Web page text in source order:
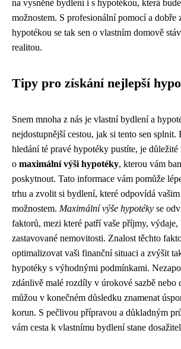
na vysněné bydlení i s hypotékou, která
možnostem. S profesionální pomocí a dobře
hypotékou se tak sen o vlastním domově
realitou.
Tipy pro získání nejlepší
Snem mnoha z nás je vlastní bydlení a
nejdostupnější cestou, jak si tento sen splnit.
hledání té pravé hypotéky pustíte, je
o maximální výši hypotéky, kterou vám
poskytnout. Tato informace vám pomůže
trhu a zvolit si bydlení, které odpovídá
možnostem. Maximální výše hypotéky se
faktorů, mezi které patří vaše příjmy, výdaje,
zastavované nemovitosti. Znalost těchto
optimalizovat vaši finanční situaci a zvýšit
hypotéky s výhodnými podmínkami.
zdánlivě malé rozdíly v úrokové sazbě nebo
můžou v konečném důsledku znamenat
korun. S pečlivou přípravou a důkladným
vám cesta k vlastnímu bydlení stane